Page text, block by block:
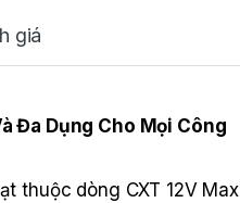
giá
Đa Dụng Cho Mọi Công
thuộc dòng CXT 12V Max